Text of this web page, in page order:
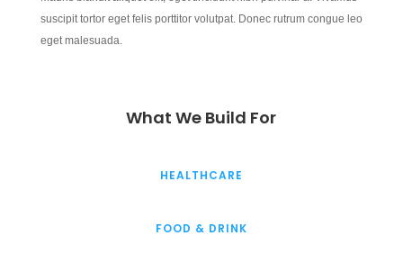
suscipit tortor eget felis porttitor volutpat. Donec rutrum congue leo
eget malesuada.
What We Build For
HEALTHCARE
FOOD & DRINK